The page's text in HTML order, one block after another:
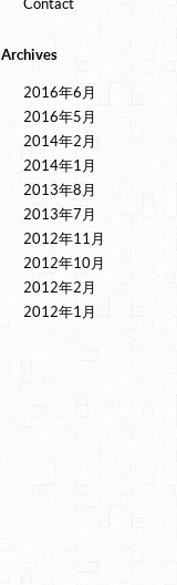
Contact
Archives
2016年6月
2016年5月
2014年2月
2014年1月
2013年8月
2013年7月
2012年11月
2012年10月
2012年2月
2012年1月